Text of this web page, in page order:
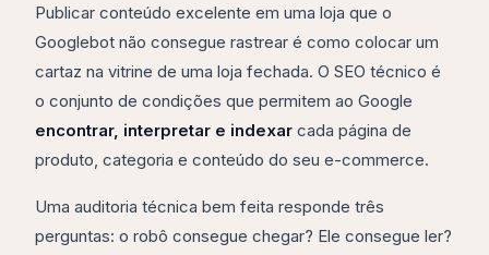
Publicar conteúdo excelente em uma loja que o
Googlebot não consegue rastrear é como colocar um
cartaz na vitrine de uma loja fechada. O SEO técnico é
o conjunto de condições que permitem ao Google
encontrar, interpretar e indexar cada página de
produto, categoria e conteúdo do seu e-commerce.
Uma auditoria técnica bem feita responde três
perguntas: o robô consegue chegar? Ele consegue ler?